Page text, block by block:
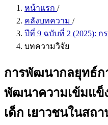
หน้าแรก /
คลังบทความ /
ปีที่ 9 ฉบับที่ 2 (2025):
บทความวิจัย
การพัฒนากลยุทธ์ก
พัฒนาความเข้มแข็
เด็ก เยาวชนในสถ